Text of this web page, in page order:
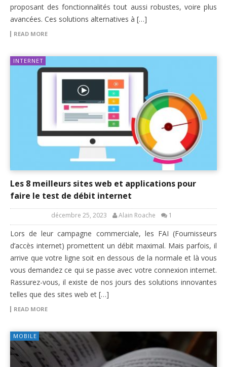
proposant des fonctionnalités tout aussi robustes, voire plus
avancées. Ces solutions alternatives à […]
READ MORE
INTERNET
Les 8 meilleurs sites web et applications pour
faire le test de débit internet
décembre 25, 2023 Alain Roache 1
Lors de leur campagne commerciale, les FAI (Fournisseurs
d’accès internet) promettent un débit maximal. Mais parfois, il
arrive que votre ligne soit en dessous de la normale et là vous
vous demandez ce qui se passe avec votre connexion internet.
Rassurez-vous, il existe de nos jours des solutions innovantes
telles que des sites web et […]
READ MORE
MOBILE